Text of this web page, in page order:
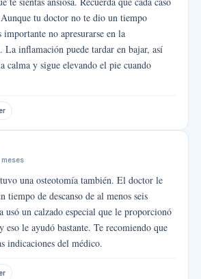
tu doctor no te dio un tiempo
importante no apresurarse en la
La inflamación puede tardar en bajar, así
calma y sigue elevando el pie cuando
una osteotomía también. El doctor le
tiempo de descanso de al menos seis
usó un calzado especial que le proporcionó
eso le ayudó bastante. Te recomiendo que
indicaciones del médico.